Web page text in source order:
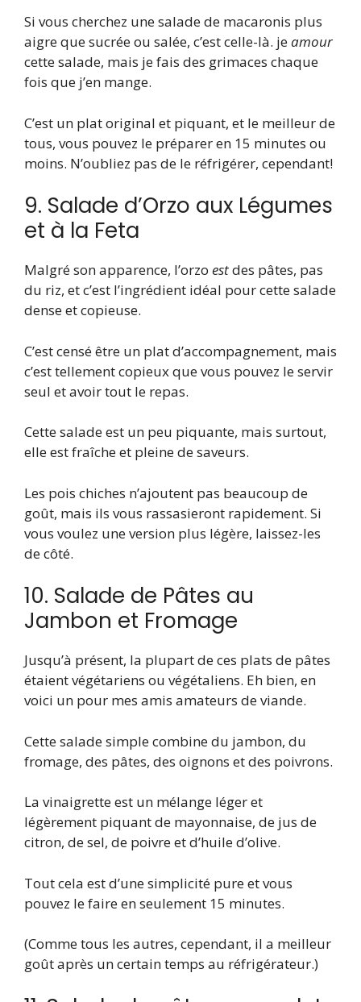
Si vous cherchez une salade de macaronis plus
aigre que sucrée ou salée, c’est celle-là. jeamour
cette salade, mais je fais des grimaces chaque
fois que j’en mange.
C’est un plat original et piquant, et le meilleur de
tous, vous pouvez le préparer en 15 minutes ou
moins. N’oubliez pas de le réfrigérer, cependant!
9. Salade d’Orzo aux Légumes
et à la Feta
Malgré son apparence, l’orzo estdes pâtes, pas
du riz, et c’est l’ingrédient idéal pour cette salade
dense et copieuse.
C’est censé être un plat d’accompagnement, mais
c’est tellement copieux que vous pouvez le servir
seul et avoir tout le repas.
Cette salade est un peu piquante, mais surtout,
elle est fraîche et pleine de saveurs.
Les pois chiches n’ajoutent pas beaucoup de
goût, mais ils vous rassasieront rapidement. Si
vous voulez une version plus légère, laissez-les
de côté.
10. Salade de Pâtes au
Jambon et Fromage
Jusqu’à présent, la plupart de ces plats de pâtes
étaient végétariens ou végétaliens. Eh bien, en
voici un pour mes amis amateurs de viande.
Cette salade simple combine du jambon, du
fromage, des pâtes, des oignons et des poivrons.
La vinaigrette est un mélange léger et
légèrement piquant de mayonnaise, de jus de
citron, de sel, de poivre et d’huile d’olive.
Tout cela est d’une simplicité pure et vous
pouvez le faire en seulement 15 minutes.
(Comme tous les autres, cependant, il a meilleur
goût après un certain temps au réfrigérateur.)